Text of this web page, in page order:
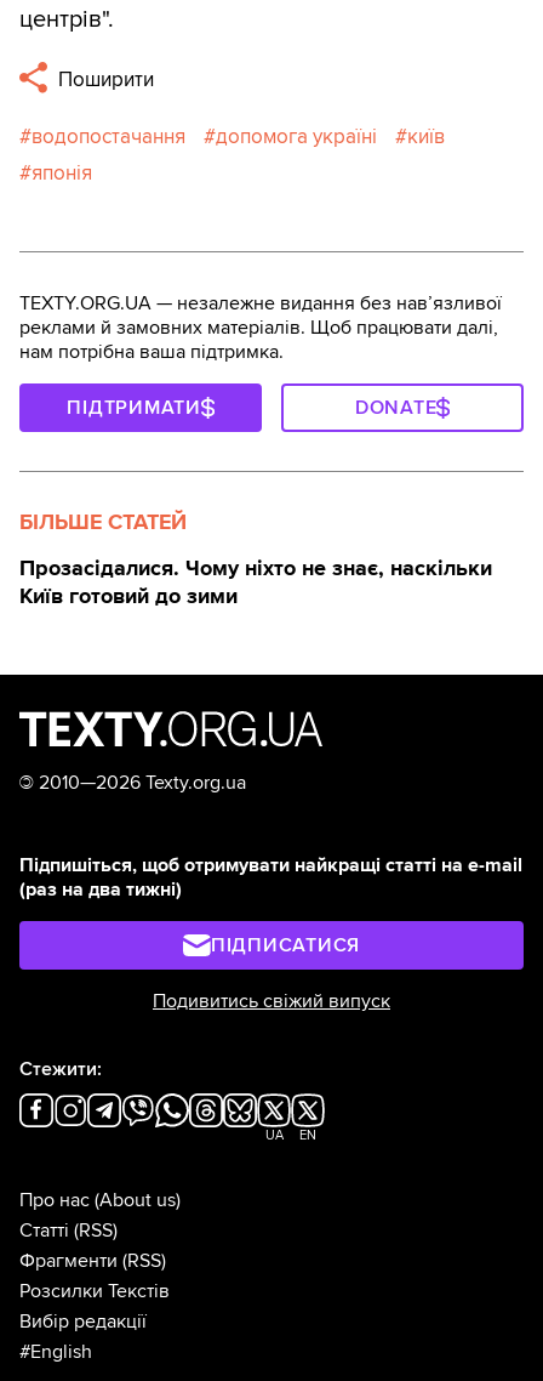
центрів".
Поширити
водопостачання допомога україні
київ
японія
TEXTY.ORG.UA — незалежне видання без навʼязливої
реклами й замовних матеріалів. Щоб працювати далі,
нам потрібна ваша підтримка.
ПІДТРИМАТИ DONATE
БІЛЬШЕ СТАТЕЙ
Прозасідалися. Чому ніхто не знає, наскільки
Київ готовий до зими
© 2010—2026 Texty.org.ua
Підпишіться, щоб отримувати найкращі статті на e-mail
(раз на два тижні)
ПІДПИСАТИСЯ
Подивитись свіжий випуск
Стежити:
UA EN
Про нас (About us)
Статті (RSS)
Фрагменти (RSS)
Розсилки Текстів
Вибір редакції
#English